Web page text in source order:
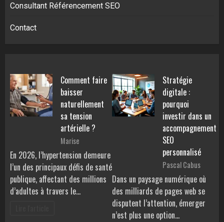
Consultant Référencement SEO
Contact
Comment faire
baisser
naturellement
sa tension
artérielle ?
Marise
En 2026, l’hypertension demeure
l’un des principaux défis de santé
publique, affectant des millions
d’adultes à travers le…
Stratégie
digitale :
pourquoi
investir dans un
accompagnement
SEO
personnalisé
Pascal Cabus
Dans un paysage numérique où
des milliards de pages web se
disputent l’attention, émerger
n’est plus une option…